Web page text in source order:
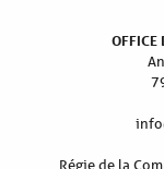
OFFICE
Régie de la